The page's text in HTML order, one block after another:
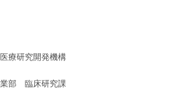
療研究開発機構
業部 臨床研究課